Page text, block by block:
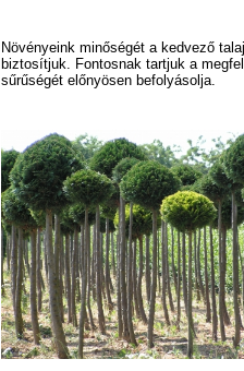
Növényeink minőségét a kedvező
biztosítjuk. Fontosnak tartjuk a
sűrűségét előnyösen befolyásolja.